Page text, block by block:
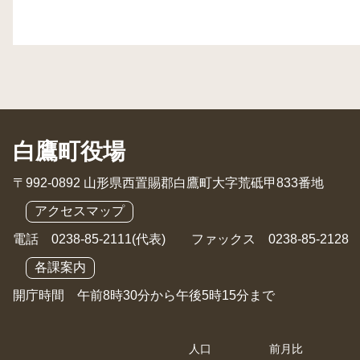
白鷹町役場
〒992-0892 山形県西置賜郡白鷹町大字荒砥甲833番地
アクセスマップ
電話 0238-85-2111(代表) ファックス 0238-85-2128
各課案内
開庁時間 午前8時30分から午後5時15分まで
人口 前月比